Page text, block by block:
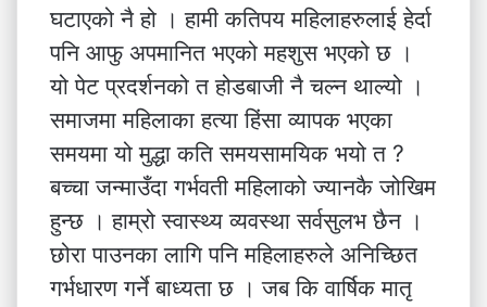
घटाएको नै हो । हामी कतिपय महिलाहरुलाई हेर्दा
पनि आफु अपमानित भएको महशुस भएको छ ।
यो पेट प्रदर्शनको त होडबाजी नै चल्न थाल्यो ।
समाजमा महिलाका हत्या हिंसा व्यापक भएका
समयमा यो मुद्धा कति समयसामयिक भयो त ?
बच्चा जन्माउँदा गर्भवती महिलाको ज्यानकै जोखिम
हुन्छ । हाम्रो स्वास्थ्य व्यवस्था सर्वसुलभ छैन ।
छोरा पाउनका लागि पनि महिलाहरुले अनिच्छित
गर्भधारण गर्ने बाध्यता छ । जब कि वार्षिक मातृ